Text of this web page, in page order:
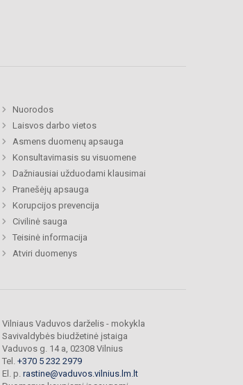
Nuorodos
Laisvos darbo vietos
Asmens duomenų apsauga
Konsultavimasis su visuomene
Dažniausiai užduodami klausimai
Pranešėjų apsauga
Korupcijos prevencija
Civilinė sauga
Teisinė informacija
Atviri duomenys
Vilniaus Vaduvos darželis - mokykla
Savivaldybės biudžetinė įstaiga
Vaduvos g. 14 a, 02308 Vilnius
Tel. +370 5 232 2979
El. p. rastine@vaduvos.vilnius.lm.lt